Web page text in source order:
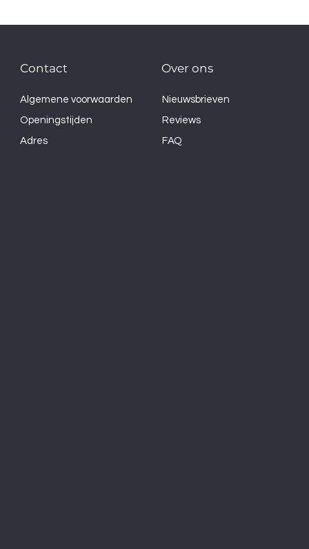
Over ons
Nieuwsbrieven
Reviews
FAQ
Contact
Algemene voorwaarden
Openingstijden
Adres